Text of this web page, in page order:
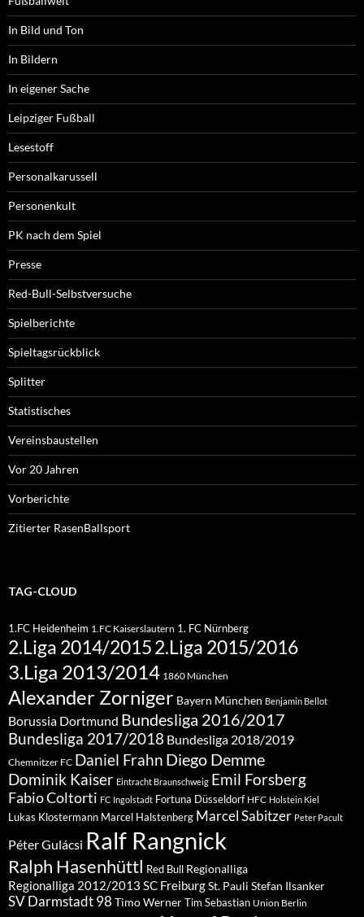
In Bild und Ton
In Bildern
In eigener Sache
Leipziger Fußball
Lesestoff
Personalkarussell
Personenkult
PK nach dem Spiel
Presse
Red-Bull-Selbstversuche
Spielberichte
Spieltagsrückblick
Splitter
Statistisches
Vereinsbaustellen
Vor 20 Jahren
Vorberichte
Zitierter RasenBallsport
TAG-CLOUD
1.FC Heidenheim 1.FC Kaiserslautern 1. FC Nürnberg
2.Liga 2014/20152.Liga 2015/2016
3.Liga 2013/2014 1860 München
Alexander Zorniger Bayern München Benjamin Bellot
Borussia Dortmund Bundesliga 2016/2017
Bundesliga 2017/2018 Bundesliga 2018/2019
Chemnitzer FC Daniel Frahn Diego Demme
Dominik Kaiser Eintracht Braunschweig Emil Forsberg
Fabio Coltorti FC Ingolstadt Fortuna Düsseldorf HFC Holstein Kiel
Lukas Klostermann Marcel Halstenberg Marcel Sabitzer Peter Pacult
Péter Gulácsi Ralf Rangnick
Ralph Hasenhüttl Red Bull Regionalliga
Regionalliga 2012/2013 SC FreiburgSt. Pauli Stefan Ilsanker
SV Darmstadt 98 Timo WernerTim Sebastian Union Berlin